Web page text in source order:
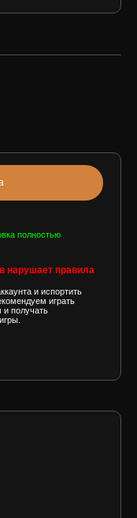
полностью
нарушает правила
и испортить
играть
получать